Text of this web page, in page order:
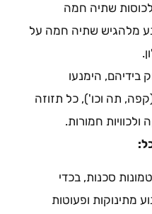
שתיה חמה
מלהגיש שתיה חמה על
בידיהם, הימנעו
תה וכו'), כל תזוזה
חמורות.
סכנות, בכדי
מתינוקות ופעוטות